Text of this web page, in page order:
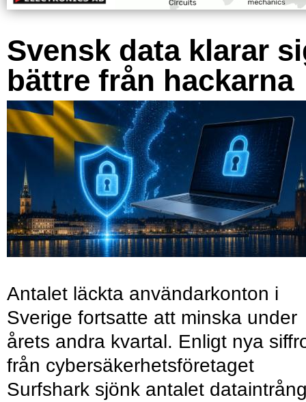
Svensk data klarar
bättre från hackarna
Antalet läckta användarkonton i
Sverige fortsatte att minska under
årets andra kvartal. Enligt nya
från cybersäkerhetsföretaget
Surfshark sjönk antalet